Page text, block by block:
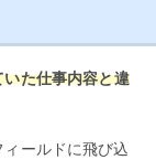
いた仕事内容と違
ールドに飛び込